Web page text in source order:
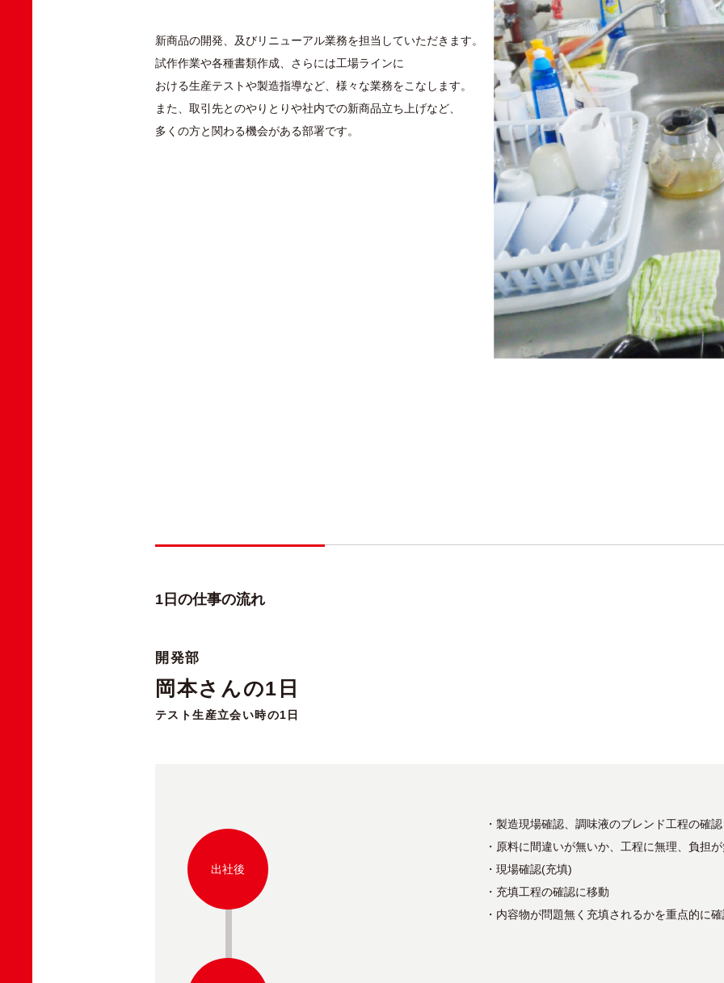
新商品の開発、及びリニューアル業務を担当していただきます。
試作作業や各種書類作成、さらには工場ラインに
おける生産テストや製造指導など、様々な業務をこなします。
また、取引先とのやりとりや社内での新商品立ち上げなど、
多くの方と関わる機会がある部署です。
1日の仕事の流れ
開発部
岡本さんの1日
テスト生産立会い時の1日
出社後
・製造現場確認、調味液のブレンド工程の確認
・原料に間違いが無いか、工程に無理、負担
・現場確認(充填)
・充填工程の確認に移動
・内容物が問題無く充填されるかを重点的に